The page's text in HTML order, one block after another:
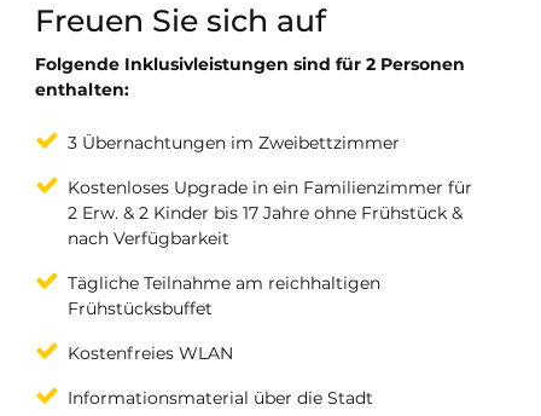
Freuen Sie sich auf
Folgende Inklusivleistungen sind für 2 Personen
enthalten:
3 Übernachtungen im Zweibettzimmer
Kostenloses Upgrade in ein Familienzimmer für
2 Erw. & 2 Kinder bis 17 Jahre ohne Frühstück &
nach Verfügbarkeit
Tägliche Teilnahme am reichhaltigen
Frühstücksbuffet
Kostenfreies WLAN
Informationsmaterial über die Stadt